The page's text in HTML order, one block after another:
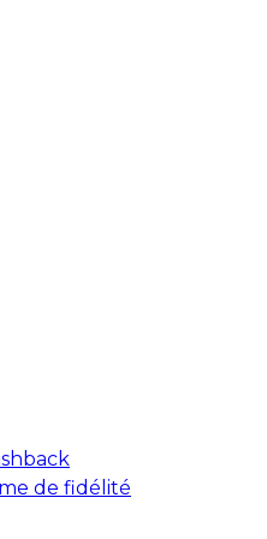
de fidélité